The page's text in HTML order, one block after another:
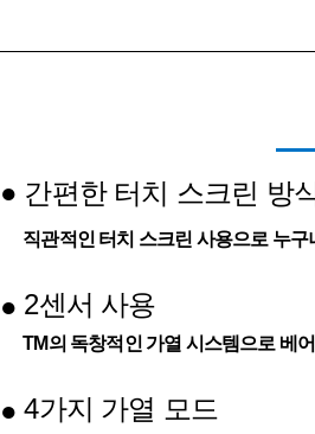
● 간편한 터치 스크린 방
직관적인 터치 스크린 사용으로 누
● 2센서 사용
TM의 독창적인 가열 시스템으로 베
● 4가지 가열 모드